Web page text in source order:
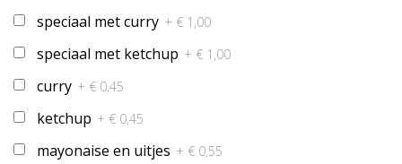
speciaal met curry + € 1,00
speciaal met ketchup + € 1,00
curry + € 0,45
ketchup + € 0,45
mayonaise en uitjes + € 0,55